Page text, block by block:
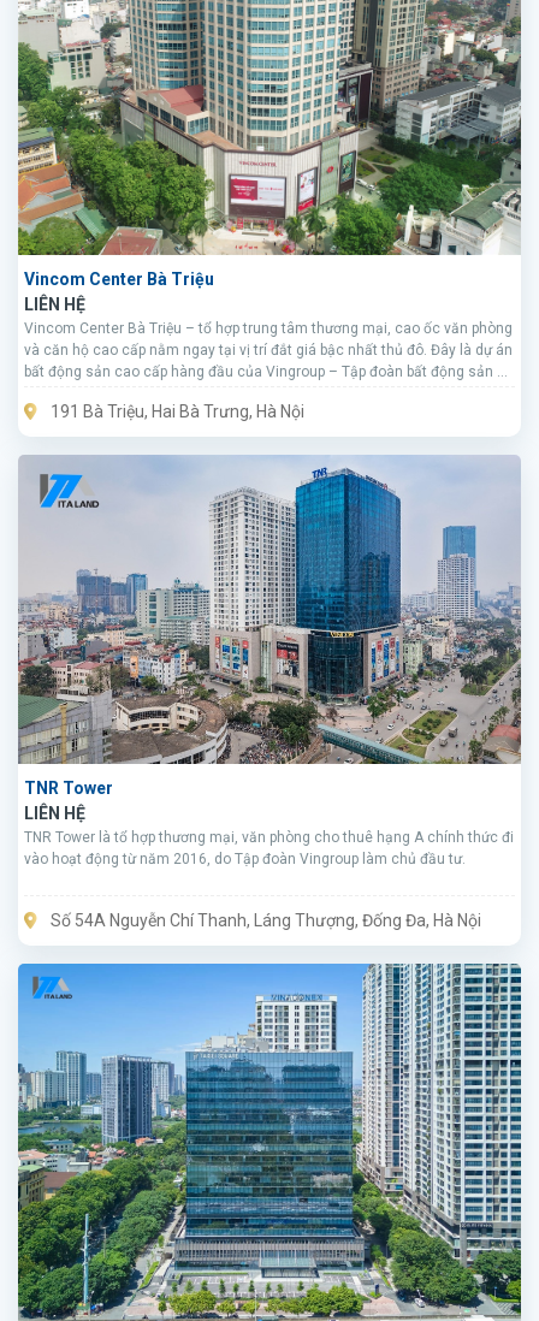
Vincom Center Bà Triệu
LIÊN HỆ
Vincom Center Bà Triệu – tổ hợp trung tâm thương mại, cao ốc văn phòng
và căn hộ cao cấp nằm ngay tại vị trí đắt giá bậc nhất thủ đô. Đây là dự án
bất động sản cao cấp hàng đầu của Vingroup – Tập đoàn bất động sản có
191 Bà Triệu, Hai Bà Trưng, Hà Nội
TNR Tower
LIÊN HỆ
TNR Tower là tổ hợp thương mại, văn phòng cho thuê hạng A chính thức đi
vào hoạt động từ năm 2016, do Tập đoàn Vingroup làm chủ đầu tư.
Số 54A Nguyễn Chí Thanh, Láng Thượng, Đống Đa, Hà Nội